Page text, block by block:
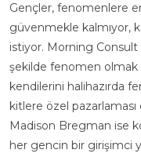
Gençler, fenomenlere
güvenmekle kalmıyor,
istiyor. Morning Consult
şekilde fenomen olmak
kendilerini halihazırda
kitlere özel pazarlaması
Madison Bregman ise
her gencin bir girişimci